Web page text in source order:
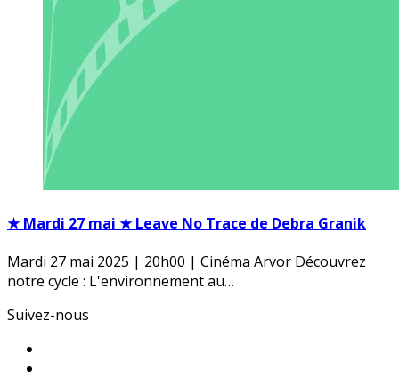
★ Mardi 27 mai ★ Leave No Trace de Debra Granik
Mardi 27 mai 2025 | 20h00 | Cinéma Arvor Découvrez
notre cycle : L'environnement au…
Suivez-nous